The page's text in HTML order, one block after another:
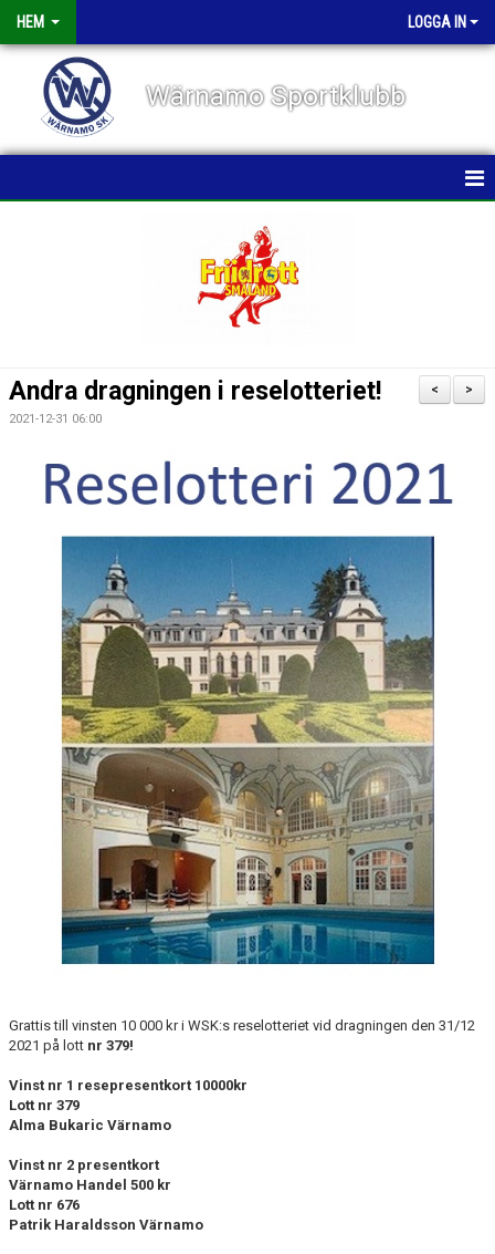
HEM LOGGA IN
Wärnamo Sportklubb
KALENDER
VÅRA GRUPPER/TRÄNARE
MEDLEMSAVGIFTER
RESULTAT/STATISTIK
SPONSORSIDAN
>
<
Andra dragningen i reselotteriet!
2021-12-31 06:00
Grattis till vinsten 10 000 kr i WSK:s reselotteriet vid dragningen den 31/12
2021 på lott nr 379!
Vinst nr 1 resepresentkort 10000kr
Lott nr 379
Alma Bukaric Värnamo
Vinst nr 2 presentkort
Värnamo Handel 500 kr
Lott nr 676
Patrik Haraldsson Värnamo